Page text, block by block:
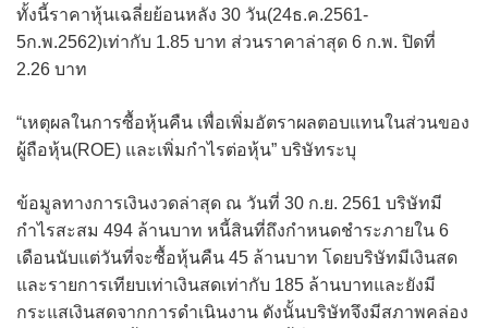
ทั้งนี้ราคาหุ้นเฉลี่ยย้อนหลัง 30 วัน(24ธ.ค.2561-
5ก.พ.2562)เท่ากับ 1.85 บาท ส่วนราคาล่าสุด 6 ก.พ. ปิดที่
2.26 บาท
“เหตุผลในการซื้อหุ้นคืน เพื่อเพิ่มอัตราผลตอบแทนในส่วนของ
ผู้ถือหุ้น(ROE) และเพิ่มกำไรต่อหุ้น” บริษัทระบุ
ข้อมูลทางการเงินงวดล่าสุด ณ วันที่ 30 ก.ย. 2561 บริษัทมี
กำไรสะสม 494 ล้านบาท หนี้สินที่ถึงกำหนดชำระภายใน 6
เดือนนับแต่วันที่จะซื้อหุ้นคืน 45 ล้านบาท โดยบริษัทมีเงินสด
และรายการเทียบเท่าเงินสดเท่ากับ 185 ล้านบาทและยังมี
กระแสเงินสดจากการดำเนินงาน ดังนั้นบริษัทจึงมีสภาพคล่อง